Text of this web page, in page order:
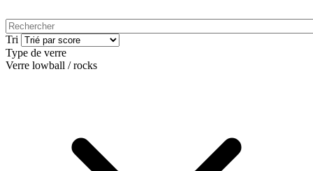
Tri
Type de verre
Verre lowball / rocks